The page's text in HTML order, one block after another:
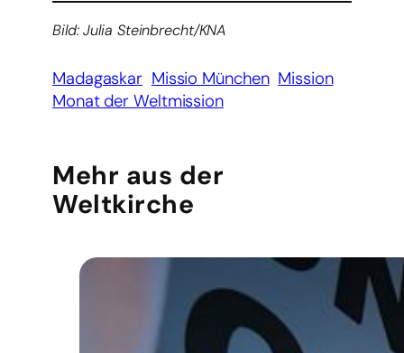
Bild: Julia Steinbrecht/KNA
Madagaskar Missio München Mission
Monat der Weltmission
Mehr aus der
Weltkirche